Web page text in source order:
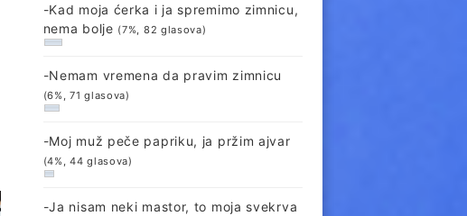
-Kad moja ćerka i ja spremimo zimnicu,
nema bolje (7%, 82 glasova)
-Nemam vremena da pravim zimnicu
(6%, 71 glasova)
-Moj muž peče papriku, ja pržim ajvar
(4%, 44 glasova)
-Ja nisam neki mastor, to moja svekrva